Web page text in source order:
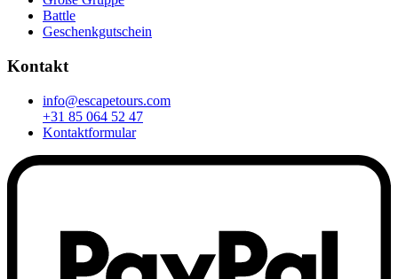
Battle
Geschenkgutschein
Kontakt
info@escapetours.com
+31 85 064 52 47
Kontaktformular